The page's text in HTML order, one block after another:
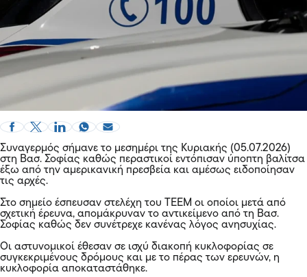
Συναγερμός σήμανε το μεσημέρι της Κυριακής (05.07.2026)
στη Βασ. Σοφίας καθώς περαστικοί εντόπισαν ύποπτη βαλίτσα
έξω από την αμερικανική πρεσβεία και αμέσως ειδοποίησαν
τις αρχές.
Στο σημείο έσπευσαν στελέχη του ΤΕΕΜ οι οποίοι μετά από
σχετική έρευνα, απομάκρυναν το αντικείμενο από τη Βασ.
Σοφίας καθώς δεν συνέτρεχε κανένας λόγος ανησυχίας.
Οι αστυνομικοί έθεσαν σε ισχύ διακοπή κυκλοφορίας σε
συγκεκριμένους δρόμους και με το πέρας των ερευνών, η
κυκλοφορία αποκαταστάθηκε.